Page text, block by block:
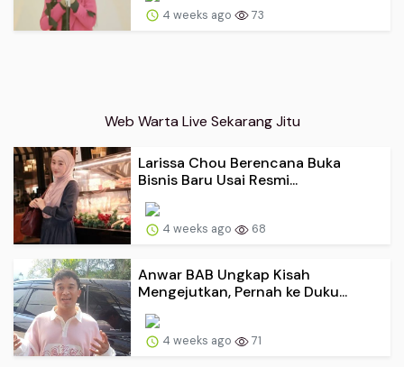
4 weeks ago 73
Web Warta Live Sekarang Jitu
Larissa Chou Berencana Buka
Bisnis Baru Usai Resmi...
4 weeks ago 68
Anwar BAB Ungkap Kisah
Mengejutkan, Pernah ke Duku...
4 weeks ago 71